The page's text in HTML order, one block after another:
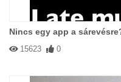
Nincs egy app a
15623 0